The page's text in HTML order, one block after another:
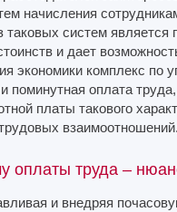
начисления
систем является
и дает
экономики комплекс по
поминутная оплата
платы такового
взаимоотношений.
оплаты труда –
и внедряя